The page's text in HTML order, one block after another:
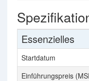
Essenzielles
Startdatum
Einführungspreis